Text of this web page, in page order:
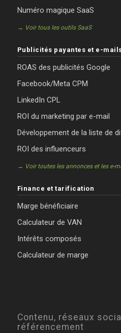
Numéro magique SaaS
→ Voir tous les outils SaaS
Publicités payantes et e-
ROAS des publicités Google
Facebook/Meta CPM
LinkedIn CPL
ROI du marketing par e-mail
Développement de la liste de
ROI des influenceurs
→ Voir toutes les annonces et les e-
Finance et tarification
Marge bénéficiaire
Calculateur de VAN
Intérêts composés
Calculateur de marge
Contenu, réseaux
référencement